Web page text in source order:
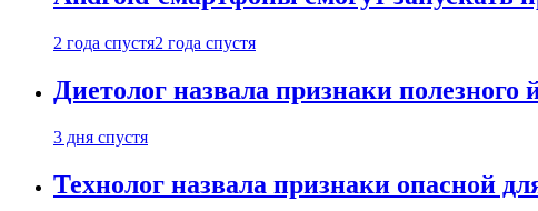
2 года спустя2 года спустя
Диетолог назвала признаки полезного
3 дня спустя
Технолог назвала признаки опасной